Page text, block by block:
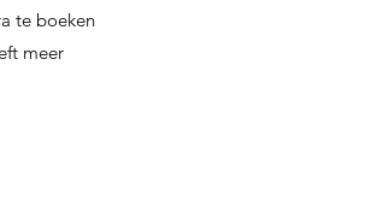
te boeken
meer